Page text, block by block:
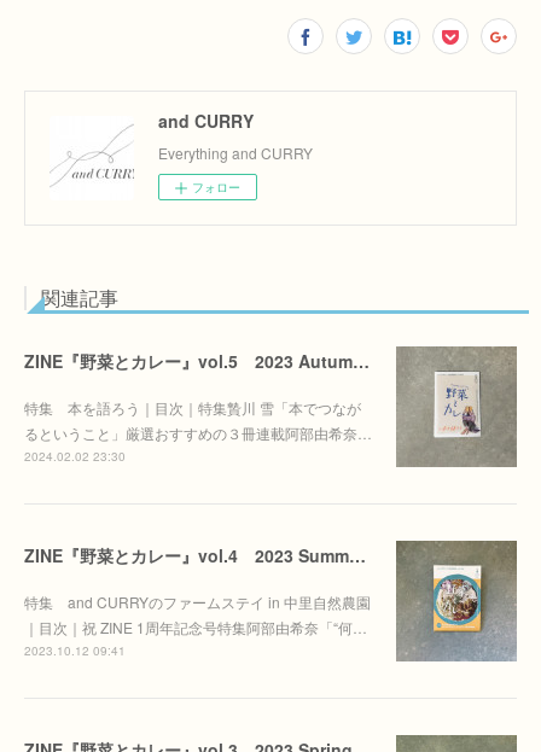
and CURRY
Everything and CURRY
フォロー
関連記事
ZINE『野菜とカレー』vol.5 2023 Autumn／Winter
特集 本を語ろう｜目次｜特集贄川 雪「本でつなが
るということ」厳選おすすめの３冊連載阿部由希奈…
2024.02.02 23:30
ZINE『野菜とカレー』vol.4 2023 Summer／Autumn
特集 and CURRYのファームステイ in 中里自然農園
｜目次｜祝 ZINE 1周年記念号特集阿部由希奈「“何…
2023.10.12 09:41